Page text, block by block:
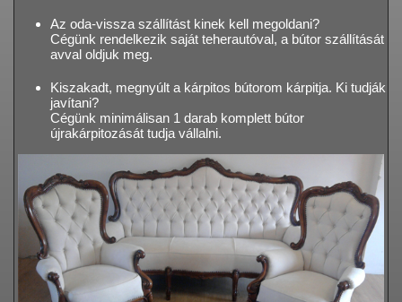
Az oda-vissza szállítást kinek kell megoldani?
Cégünk rendelkezik saját teherautóval, a bútor szállítását
avval oldjuk meg.
Kiszakadt, megnyúlt a kárpitos bútorom kárpitja. Ki tudják
javítani?
Cégünk minimálisan 1 darab komplett bútor
újrakárpitozását tudja vállalni.